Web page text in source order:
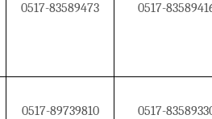
0517-83589473
0517-
0517-89739810 0517-